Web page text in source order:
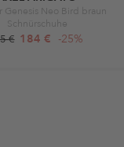
Genesis Neo Bird braun
Schnürschuhe
€ 184 € -25%